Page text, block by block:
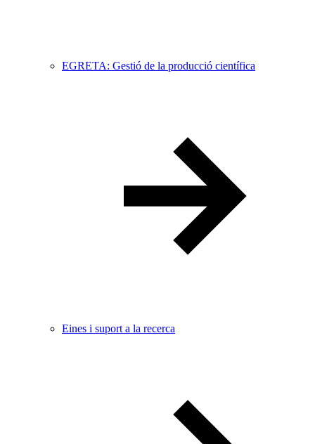
EGRETA: Gestió de la producció científica
Eines i suport a la recerca